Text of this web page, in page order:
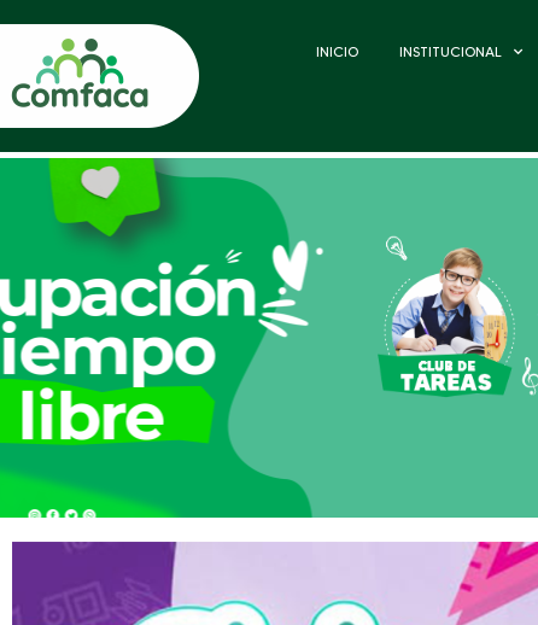
INICIO INSTITUCIONAL